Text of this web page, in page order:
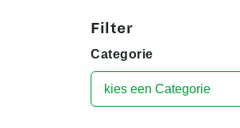
Filter
Categorie